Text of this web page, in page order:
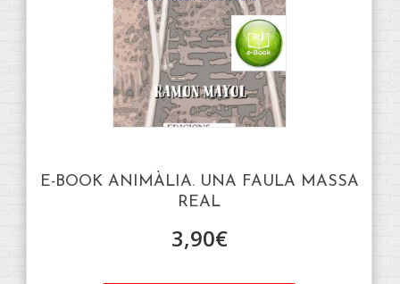
E-BOOK ANIMÀLIA. UNA FAULA MASSA
REAL
3,90€